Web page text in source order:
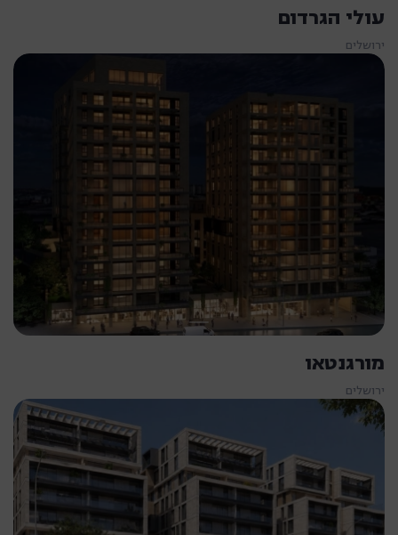
עולי הגרדום
ירושלים
מורגנטאו
ירושלים